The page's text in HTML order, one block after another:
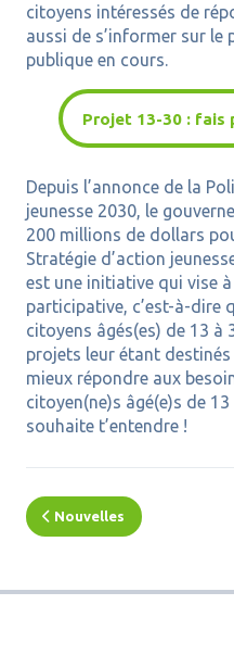
citoyens intéressés de
aussi de s’informer sur
publique en cours.
Projet 13-30 : fais
Depuis l’annonce de la
jeunesse 2030, le
200 millions de dollars
Stratégie d’action
est une initiative qui vise
participative, c’est-à-dire
citoyens âgés(es) de 13 à
projets leur étant
mieux répondre aux
citoyen(ne)s âgé(e)s de
souhaite t’entendre !
Nouvelles